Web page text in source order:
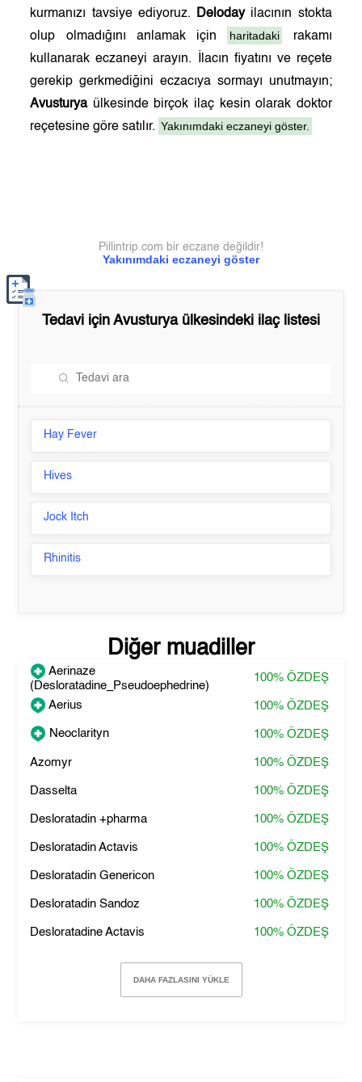
kurmanızı tavsiye ediyoruz. Delodayilacının stokta
olup olmadığını anlamak için
haritadaki
rakamı
kullanarak eczaneyi arayın. İlacın fiyatını ve reçete
gerekip gerkmediğini eczacıya sormayı unutmayın;
Avusturyaülkesinde birçok ilaç kesin olarak doktor
reçetesine göre satılır. Yakınımdaki eczaneyi göster.
Yakınımdaki eczaneyi göster
Pillintrip.com bir eczane değildir!
Tedavi için Avusturyaülkesindeki ilaç listesi
Hay Fever
Hives
Jock Itch
Rhinitis
Diğer muadiller
Aerinaze
(Desloratadine_Pseudoephedrine)
100% ÖZDEŞ
Aerius 100% ÖZDEŞ
Neoclarityn 100% ÖZDEŞ
Azomyr 100% ÖZDEŞ
Dasselta 100% ÖZDEŞ
Desloratadin +pharma 100% ÖZDEŞ
Desloratadin Actavis 100% ÖZDEŞ
Desloratadin Genericon 100% ÖZDEŞ
Desloratadin Sandoz 100% ÖZDEŞ
Desloratadine Actavis 100% ÖZDEŞ
DAHA FAZLASINI YÜKLE